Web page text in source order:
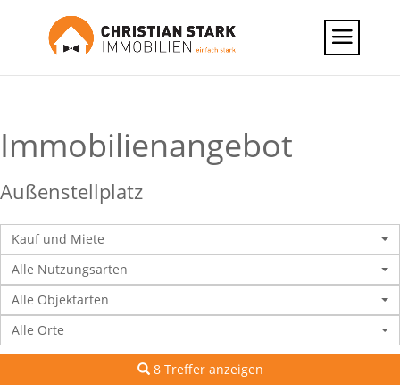
Immobilien­angebot
Außenstellplatz
Kauf und Miete
Alle Nutzungsarten
Alle Objektarten
Alle Orte
8 Treffer anzeigen